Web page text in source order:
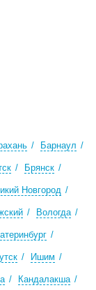
Барнаул
Брянск
Новгород
Вологда
Ишим
Кандалакша